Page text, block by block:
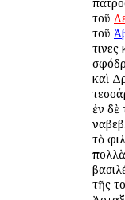
τοῦ
τοῦ
τινες
καὶ
ἐν δὲ
τὸ
τῆς